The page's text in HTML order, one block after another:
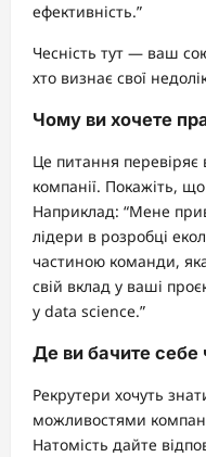
ефективність.”
Чесність тут — ваш
хто визнає свої
Чому ви хочете
Це питання
компанії. Покажіть,
Наприклад: “Мене
лідери в розробці
частиною команди,
свій вклад у ваші
у data science.”
Де ви бачите себе
Рекрутери хочуть
можливостями
Натомість дайте